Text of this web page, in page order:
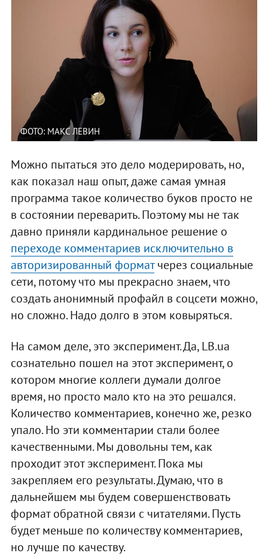
ФОТО: МАКС ЛЕВИН
Можно пытаться это дело модерировать, но,
как показал наш опыт, даже самая умная
программа такое количество буков просто не
в состоянии переварить. Поэтому мы не так
давно приняли кардинальное решение о
переходе комментариев исключительно в
авторизированный форматчерез социальные
сети, потому что мы прекрасно знаем, что
создать анонимный профайл в соцсети можно,
но сложно. Надо долго в этом ковыряться.
На самом деле, это эксперимент. Да, LB.ua
сознательно пошел на этот эксперимент, о
котором многие коллеги думали долгое
время, но просто мало кто на это решался.
Количество комментариев, конечно же, резко
упало. Но эти комментарии стали более
качественными. Мы довольны тем, как
проходит этот эксперимент. Пока мы
закрепляем его результаты. Думаю, что в
дальнейшем мы будем совершенствовать
формат обратной связи с читателями. Пусть
будет меньше по количеству комментариев,
но лучше по качеству.